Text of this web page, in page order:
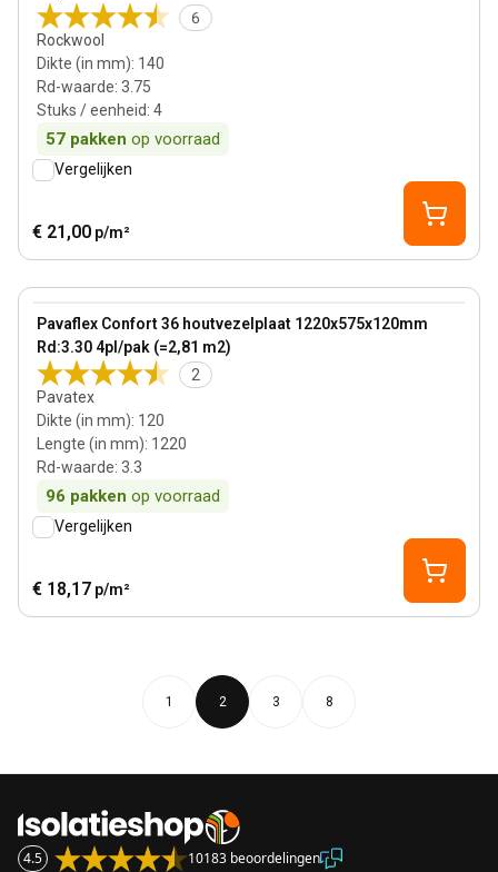
6
Rockwool
Dikte (in mm): 140
Rd-waarde: 3.75
Stuks / eenheid: 4
57 pakken op voorraad
Vergelijken
€ 21,00 p/m²
Pavaflex Confort 36 houtvezelplaat 1220x575x120mm
Rd:3.30 4pl/pak (=2,81 m2)
2
Pavatex
Dikte (in mm): 120
Lengte (in mm): 1220
Rd-waarde: 3.3
96 pakken op voorraad
View product
Vergelijken
€ 18,17 p/m²
1 2 3 8
4.5 10183 beoordelingen